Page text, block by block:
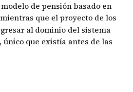
de pensión basado en
que el proyecto de los
al dominio del sistema
que existía antes de las